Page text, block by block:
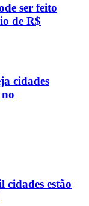
ser feito
de R$
cidades
cidades estão